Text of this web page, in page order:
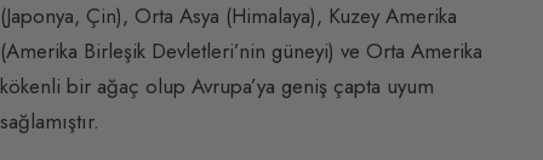
(Japonya, Çin), Orta Asya (Himalaya), Kuzey Amerika
(Amerika Birleşik Devletleri’nin güneyi) ve Orta Amerika
kökenli bir ağaç olup Avrupa’ya geniş çapta uyum
sağlamıştır.